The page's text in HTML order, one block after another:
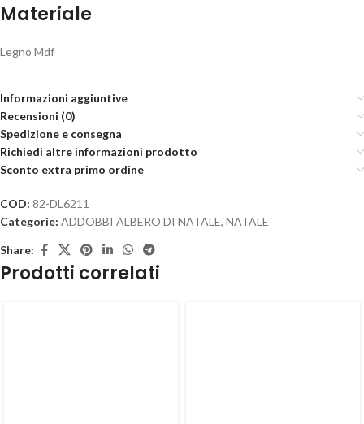
Materiale
Legno Mdf
Informazioni aggiuntive
Recensioni (0)
Spedizione e consegna
Richiedi altre informazioni prodotto
Sconto extra primo ordine
COD: 82-DL6211
Categorie: ADDOBBI ALBERO DI NATALE, NATALE
Share:
Prodotti correlati